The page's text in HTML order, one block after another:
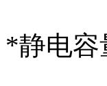
*静电容